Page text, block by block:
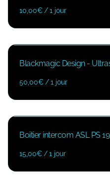
/
Blackmagic Design -
/
Boitier intercom ASL PS
/